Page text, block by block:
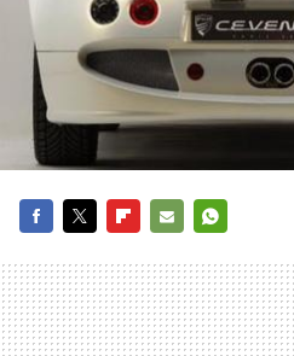
MAIL